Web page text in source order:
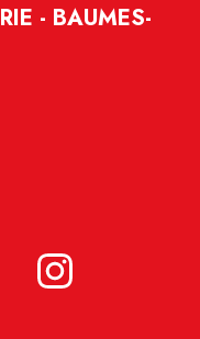
- BAUMES-